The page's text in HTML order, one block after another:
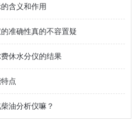
含义和作用
准确性真的不容置疑
休水分仪的结果
点
油分析仪嘛？